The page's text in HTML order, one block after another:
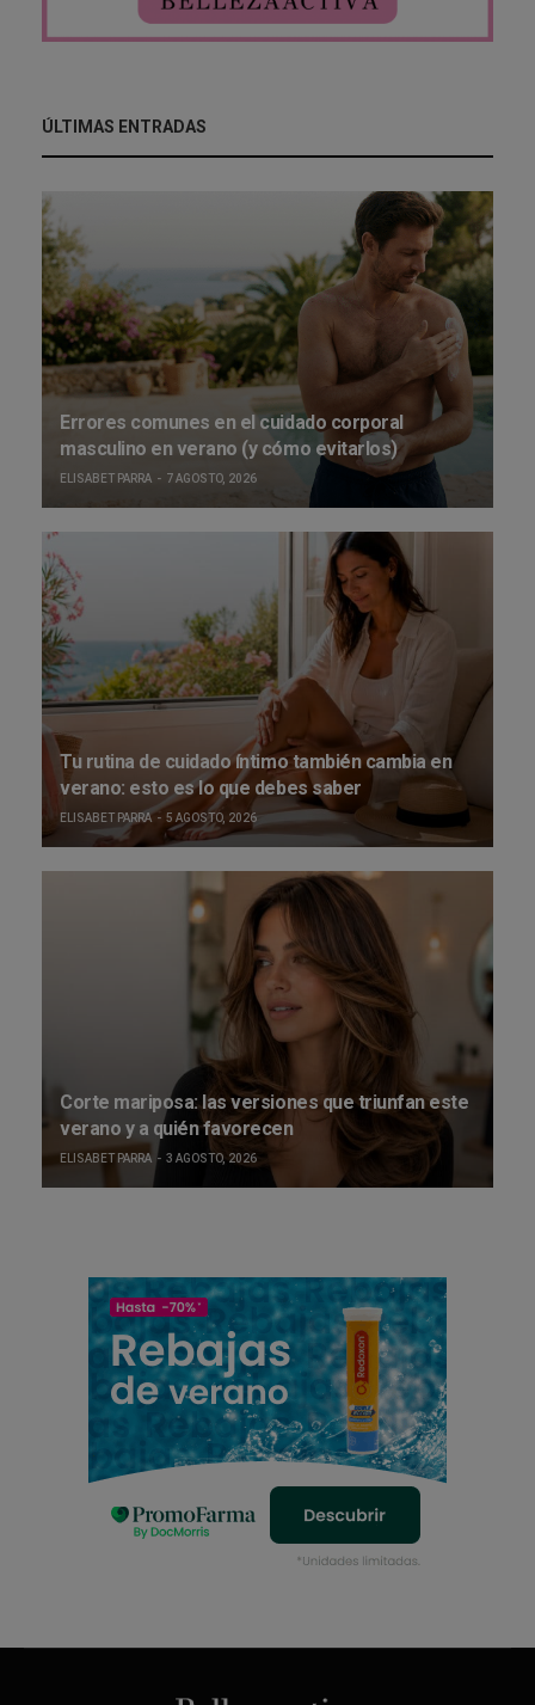
ÚLTIMAS ENTRADAS
Errores comunes en el cuidado corporal
masculino en verano (y cómo evitarlos)
ELISABET PARRA 7 AGOSTO, 2026
Tu rutina de cuidado íntimo también cambia en
verano: esto es lo que debes saber
ELISABET PARRA 5 AGOSTO, 2026
Corte mariposa: las versiones que triunfan este
verano y a quién favorecen
ELISABET PARRA 3 AGOSTO, 2026